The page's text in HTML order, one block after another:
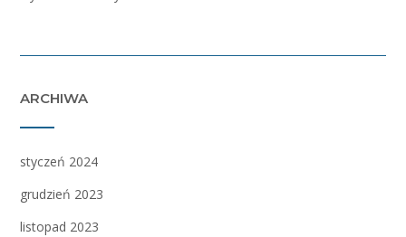
ARCHIWA
styczeń 2024
grudzień 2023
listopad 2023